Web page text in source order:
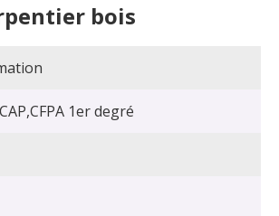
bois
1er degré